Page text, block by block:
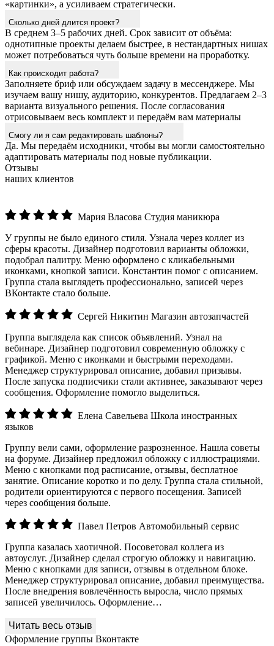
«картинки», а усиливаем стратегически.
Сколько дней длится проект?
В среднем 3–5 рабочих дней. Срок зависит от объёма:
однотипные проекты делаем быстрее, в нестандартных нишах
может потребоваться чуть больше времени на проработку.
Как происходит работа?
Заполняете бриф или обсуждаем задачу в мессенджере. Мы
изучаем вашу нишу, аудиторию, конкурентов. Предлагаем 2–3
варианта визуального решения. После согласования
отрисовываем весь комплект и передаём вам материалы
Смогу ли я сам редактировать шаблоны?
Да. Мы передаём исходники, чтобы вы могли самостоятельно
адаптировать материалы под новые публикации.
Отзывы
наших клиентов
Мария Власова Студия маникюра
У группы не было единого стиля. Узнала через коллег из
сферы красоты. Дизайнер подготовил варианты обложки,
подобрал палитру. Меню оформлено с кликабельными
иконками, кнопкой записи. Константин помог с описанием.
Группа стала выглядеть профессионально, записей через
ВКонтакте стало больше.
Сергей Никитин Магазин автозапчастей
Группа выглядела как список объявлений. Узнал на
вебинаре. Дизайнер подготовил современную обложку с
графикой. Меню с иконками и быстрыми переходами.
Менеджер структурировал описание, добавил призывы.
После запуска подписчики стали активнее, заказывают через
сообщения. Оформление помогло выделиться.
Елена Савельева Школа иностранных
языков
Группу вели сами, оформление разрозненное. Нашла советы
на форуме. Дизайнер предложил обложку с иллюстрациями.
Меню с кнопками под расписание, отзывы, бесплатное
занятие. Описание коротко и по делу. Группа стала стильной,
родители ориентируются с первого посещения. Записей
через сообщения больше.
Павел Петров Автомобильный сервис
Группа казалась хаотичной. Посоветовал коллега из
автоуслуг. Дизайнер сделал строгую обложку и навигацию.
Меню с кнопками для записи, отзывы в отдельном блоке.
Менеджер структурировал описание, добавил преимущества.
После внедрения вовлечённость выросла, число прямых
записей увеличилось. Оформление…
Оформление группы Вконтакте